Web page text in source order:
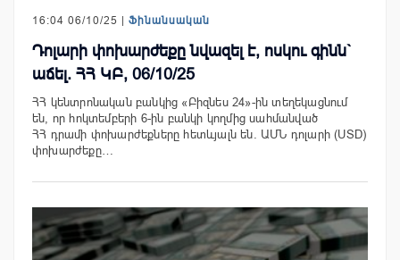
16:04 06/10/25 | Ֆինանսական
Դոլարի փոխարժեքը նվազել է, ոսկու գինն`
աճել. ՀՀ ԿԲ, 06/10/25
ՀՀ կենտրոնական բանկից «Բիզնես 24»-ին տեղեկացնում
են, որ հոկտեմբերի 6-ին բանկի կողմից սահմանված
ՀՀ դրամի փոխարժեքները հետևյալն են. ԱՄՆ դոլարի (USD)
փոխարժեքը…